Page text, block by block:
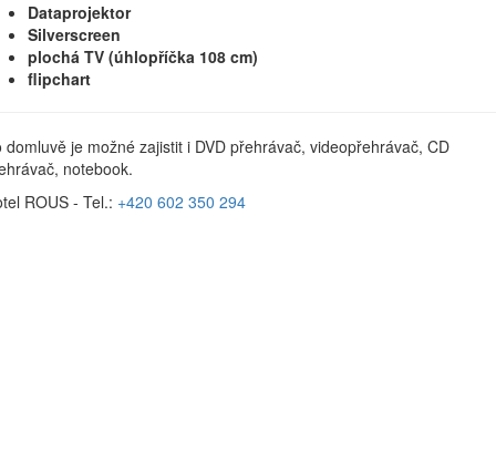
Dataprojektor
Silverscreen
plochá TV (úhlopříčka 108 cm)
flipchart
domluvě je možné zajistit i DVD přehrávač, videopřehrávač, CD
notebook.
ROUS - Tel.: +420 602 350 294